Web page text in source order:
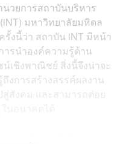
วยการสถาบันบริหาร
มหาวิทยาลัยมหิดล
งนี้ว่า สถาบัน iNT มีหน้า
ารนำองค์ความรู้ด้าน
เชิงพาณิชย์ สิ่งนี้จึงน่าจะ
งการสร้างสรรค์ผลงาน
สังคม และสามารถต่อย